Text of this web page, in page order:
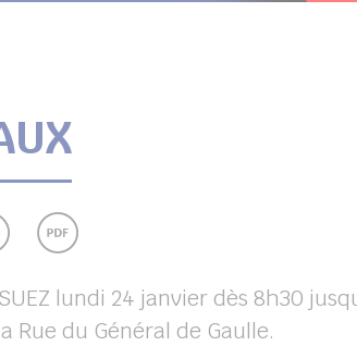
lundi 24 janvier dès 8h30
du Général de Gaulle.